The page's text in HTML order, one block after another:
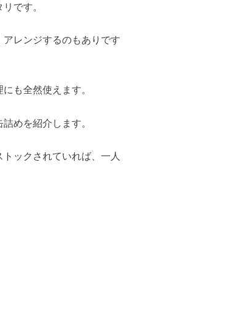
です。
レンジするのもありです
も全然使えます。
めを紹介します。
ックされていれば、一人